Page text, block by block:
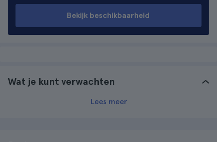
Bekijk beschikbaarheid
Wat je kunt verwachten
Lees meer